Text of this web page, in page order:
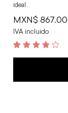
ideal…
MXN$ 867.00
IVA incluido